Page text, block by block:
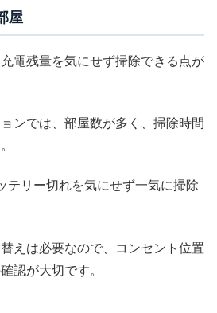
屋
電残量を気にせず掃除できる点が
ンでは、部屋数が多く、掃除時間
テリー切れを気にせず一気に掃除
えは必要なので、コンセント位置
認が大切です。